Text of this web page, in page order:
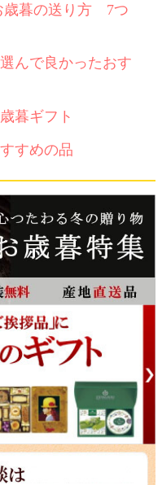
歳暮の送り方 7つ
んで良かったおす
暮ギフト
すめの品